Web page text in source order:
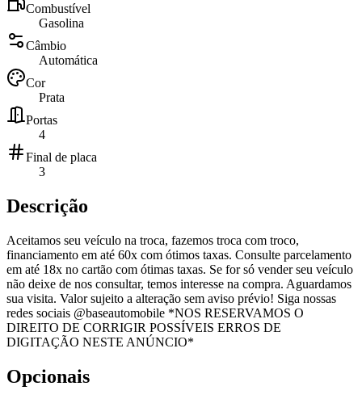
Combustível
Gasolina
Câmbio
Automática
Cor
Prata
Portas
4
Final de placa
3
Descrição
Aceitamos seu veículo na troca, fazemos troca com troco,
financiamento em até 60x com ótimos taxas. Consulte parcelamento
em até 18x no cartão com ótimas taxas. Se for só vender seu veículo
não deixe de nos consultar, temos interesse na compra. Aguardamos
sua visita. Valor sujeito a alteração sem aviso prévio! Siga nossas
redes sociais @baseautomobile *NOS RESERVAMOS O
DIREITO DE CORRIGIR POSSÍVEIS ERROS DE
DIGITAÇÃO NESTE ANÚNCIO*
Opcionais